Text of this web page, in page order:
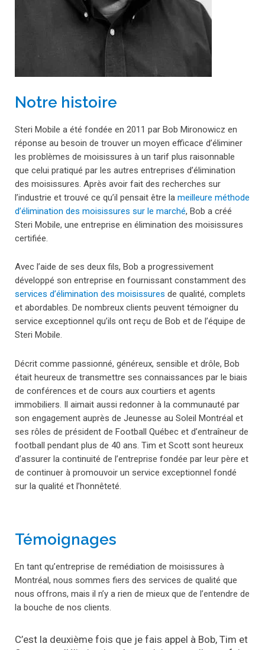
Notre histoire
Steri Mobile a été fondée en 2011 par Bob Mironowicz en
réponse au besoin de trouver un moyen efficace d’éliminer
les problèmes de moisissures à un tarif plus raisonnable
que celui pratiqué par les autres entreprises d’élimination
des moisissures. Après avoir fait des recherches sur
l’industrie et trouvé ce qu’il pensait être la meilleure méthode
d’élimination des moisissures sur le marché, Bob a créé
Steri Mobile, une entreprise en élimination des moisissures
certifiée.
Avec l’aide de ses deux fils, Bob a progressivement
développé son entreprise en fournissant constamment des
services d’élimination des moisissures de qualité, complets
et abordables. De nombreux clients peuvent témoigner du
service exceptionnel qu’ils ont reçu de Bob et de l’équipe de
Steri Mobile.
Décrit comme passionné, généreux, sensible et drôle, Bob
était heureux de transmettre ses connaissances par le biais
de conférences et de cours aux courtiers et agents
immobiliers. Il aimait aussi redonner à la communauté par
son engagement auprès de Jeunesse au Soleil Montréal et
ses rôles de président de Football Québec et d’entraîneur de
football pendant plus de 40 ans. Tim et Scott sont heureux
d’assurer la continuité de l’entreprise fondée par leur père et
de continuer à promouvoir un service exceptionnel fondé
sur la qualité et l’honnêteté.
Témoignages
En tant qu’entreprise de remédiation de moisissures à
Montréal, nous sommes fiers des services de qualité que
nous offrons, mais il n’y a rien de mieux que de l’entendre de
la bouche de nos clients.
C’est la deuxième fois que je fais appel à Bob, Tim et